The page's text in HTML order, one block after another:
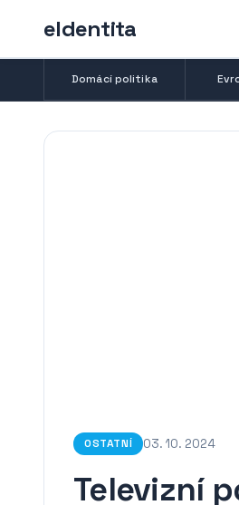
eIdentita
Domácí politika
OSTATNÍ 03. 10. 2024
Televizní